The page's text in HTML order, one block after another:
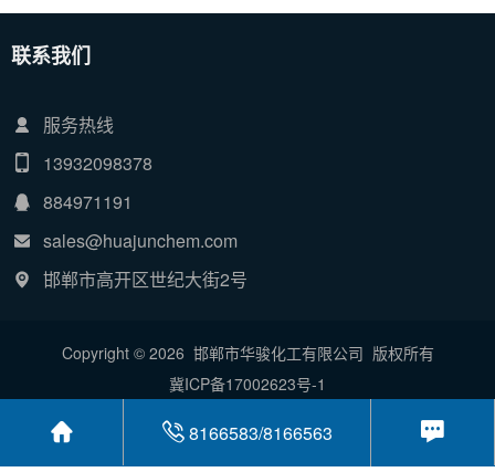
联系我们
服务热线
13932098378
884971191
sales@huajunchem.com
邯郸市高开区世纪大街2号
Copyright © 2026 邯郸市华骏化工有限公司 版权所有
冀ICP备17002623号-1
8166583/8166563